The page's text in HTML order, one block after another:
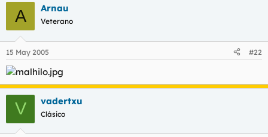
A Arnau
Veterano
15 May 2005 #22
V vadertxu
Clásico